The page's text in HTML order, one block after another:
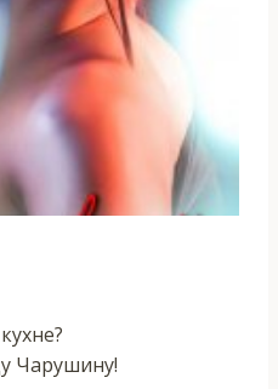
Чарушину!